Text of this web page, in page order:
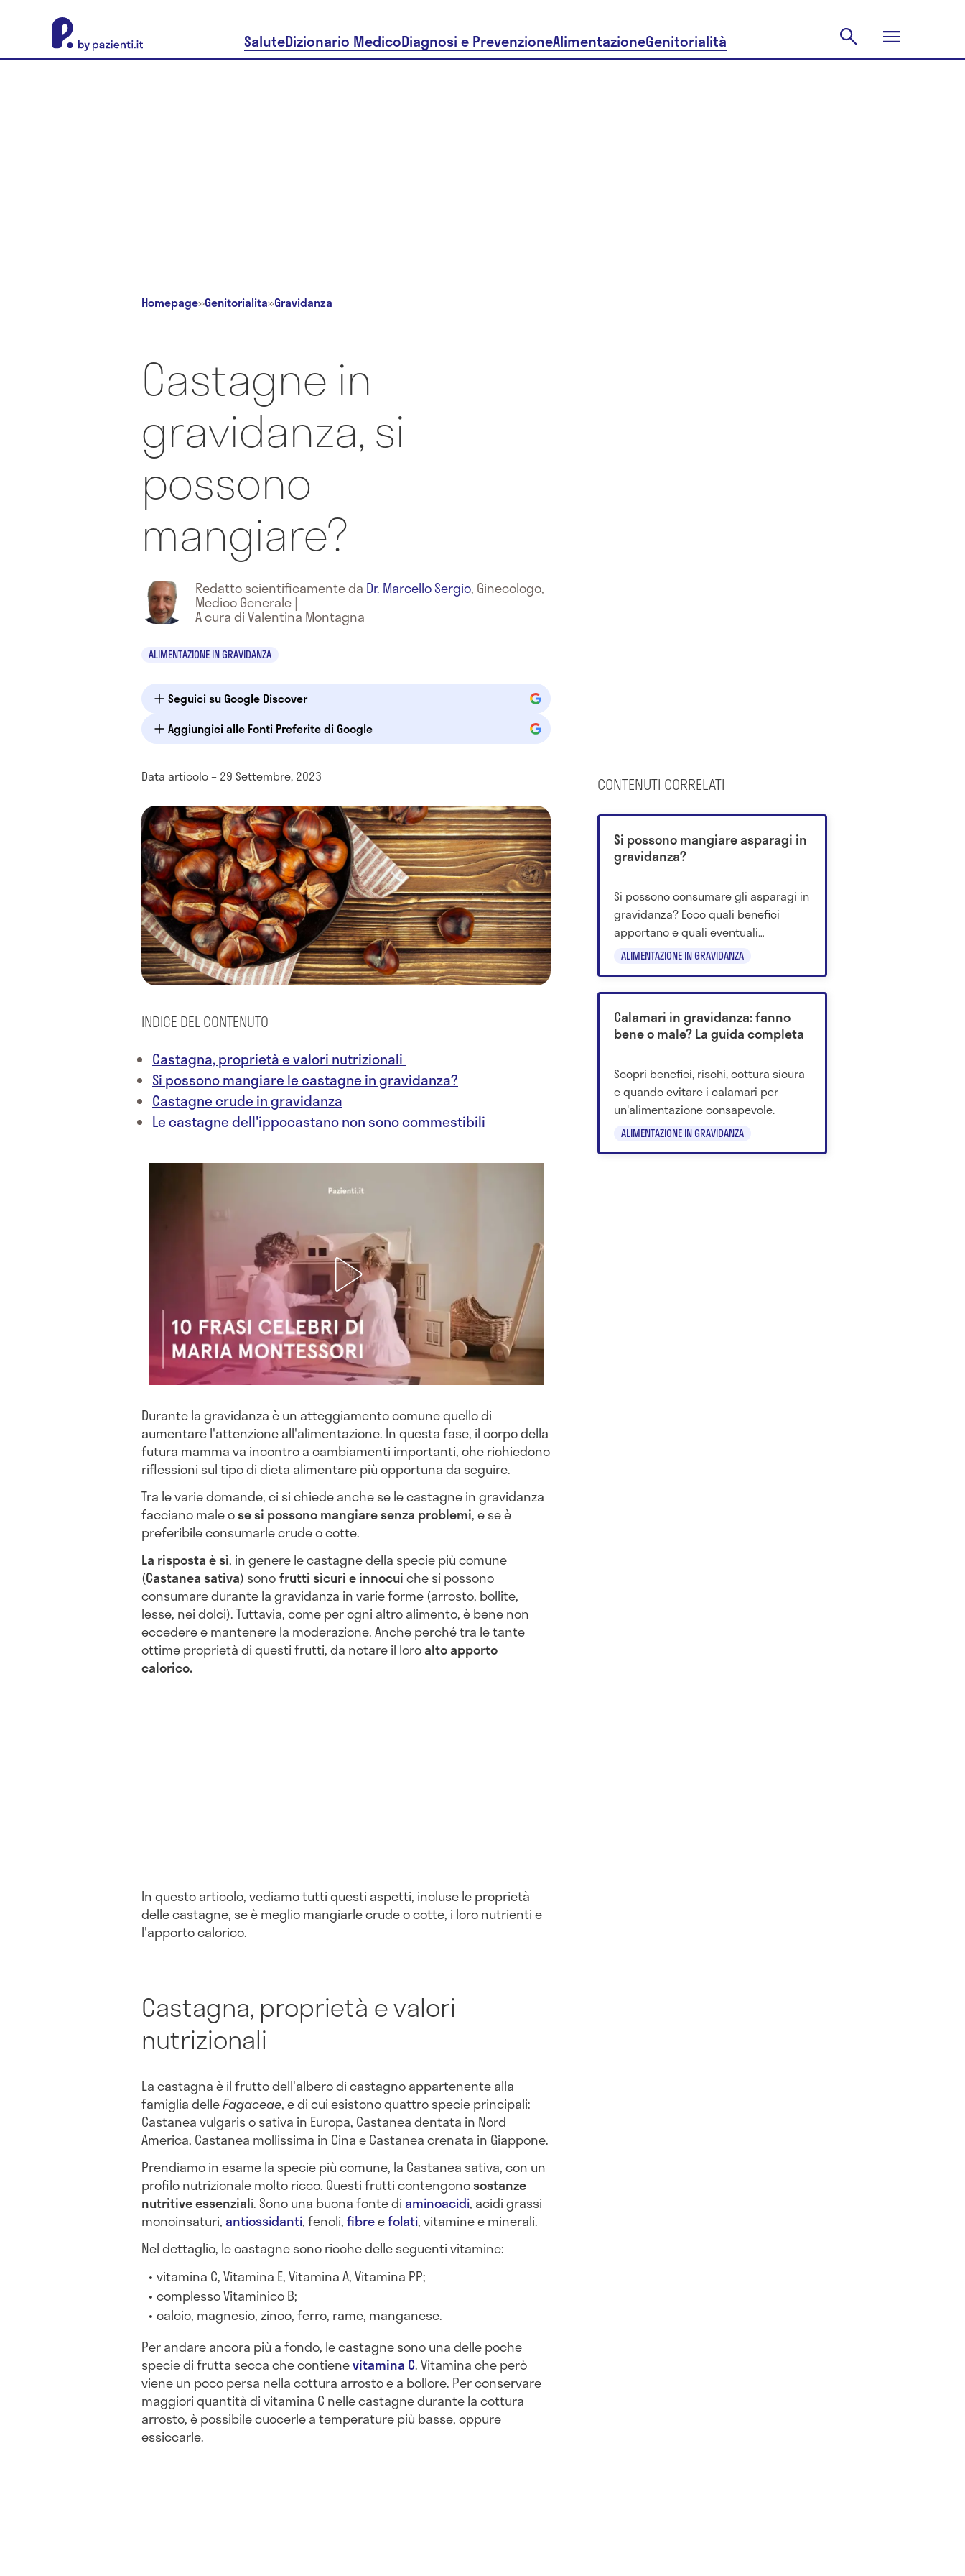
SaluteDizionario MedicoDiagnosi e PrevenzioneAlimentazioneGenitorialità
Homepage»Genitorialita»Gravidanza
Castagne in
gravidanza, si
possono
mangiare?
Redatto scientificamente da Dr. Marcello Sergio, Ginecologo,
Medico Generale|
A cura di Valentina Montagna
ALIMENTAZIONE IN GRAVIDANZA
Seguici su Google Discover
Aggiungici alle Fonti Preferite di Google
Data articolo – 29 Settembre, 2023
INDICE DEL CONTENUTO
Castagna, proprietà e valori nutrizionali
Si possono mangiare le castagne in gravidanza?
Castagne crude in gravidanza
Le castagne dell'ippocastano non sono commestibili
Durante la gravidanza è un atteggiamento comune quello di
aumentare l'attenzione all'alimentazione. In questa fase, il corpo della
futura mamma va incontro a cambiamenti importanti, che richiedono
riflessioni sul tipo di dieta alimentare più opportuna da seguire.
Tra le varie domande, ci si chiede anche se le castagne in gravidanza
facciano male ose si possono mangiare senza problemi, e se è
preferibile consumarle crude o cotte.
La risposta è sì, in genere le castagne della specie più comune
(Castanea sativa) sonofrutti sicuri e innocuiche si possono
consumare durante la gravidanza in varie forme (arrosto, bollite,
lesse, nei dolci). Tuttavia, come per ogni altro alimento, è bene non
eccedere e mantenere la moderazione. Anche perché tra le tante
ottime proprietà di questi frutti, da notare il loroalto apporto
calorico.
In questo articolo, vediamo tutti questi aspetti, incluse le proprietà
delle castagne, se è meglio mangiarle crude o cotte, i loro nutrienti e
l'apporto calorico.
Castagna, proprietà e valori
nutrizionali
La castagna è il frutto dell'albero di castagno appartenente alla
famiglia delleFagaceae, e di cui esistono quattro specie principali:
Castanea vulgaris o sativa in Europa, Castanea dentata in Nord
America, Castanea mollissima in Cina e Castanea crenata in Giappone.
Prendiamo in esame la specie più comune, la Castanea sativa, con un
profilo nutrizionale molto ricco. Questi frutti contengonosostanze
nutritive essenziali. Sono una buona fonte di aminoacidi, acidi grassi
monoinsaturi, antiossidanti, fenoli,fibreefolati, vitamine e minerali.
Nel dettaglio, le castagne sono ricche delle seguenti vitamine:
vitamina C, Vitamina E, Vitamina A, Vitamina PP;
complesso Vitaminico B;
calcio, magnesio, zinco, ferro, rame, manganese.
Per andare ancora più a fondo, le castagne sono una delle poche
specie di frutta secca che contienevitamina C. Vitamina che però
viene un poco persa nella cottura arrosto e a bollore. Per conservare
maggiori quantità di vitamina C nelle castagne durante la cottura
arrosto, è possibile cuocerle a temperature più basse, oppure
essiccarle.
CONTENUTI CORRELATI
ALIMENTAZIONE IN GRAVIDANZA
Si possono mangiare asparagi in
gravidanza?
Si possono consumare gli asparagi in
gravidanza? Ecco quali benefici
apportano e quali eventuali
controindicazioni si devono
ALIMENTAZIONE IN GRAVIDANZA
Calamari in gravidanza: fanno
bene o male? La guida completa
Scopri benefici, rischi, cottura sicura
e quando evitare i calamari per
un'alimentazione consapevole.